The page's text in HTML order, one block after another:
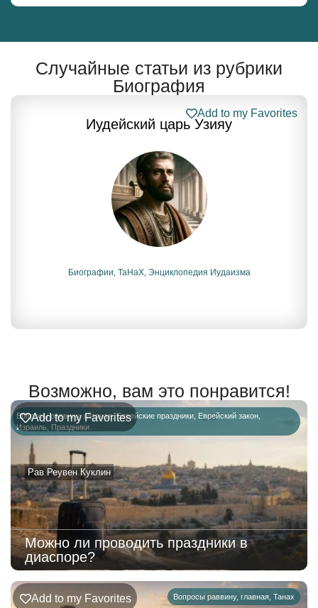
Случайные статьи из рубрики
Биография
Иудейский царь Узияу
Add to my Favorites
Биографии, ТаНаХ, Энциклопедия Иудаизма
Возможно, вам это понравится!
Вопросы раввину, главная,Еврейские праздники Еврейский закон
Израиль
Праздники
Рав Реувен Куклин
Add to my Favorites
Можно ли проводить праздники в
диаспоре?
Вопросы раввину, главная Танах
Add to my Favorites